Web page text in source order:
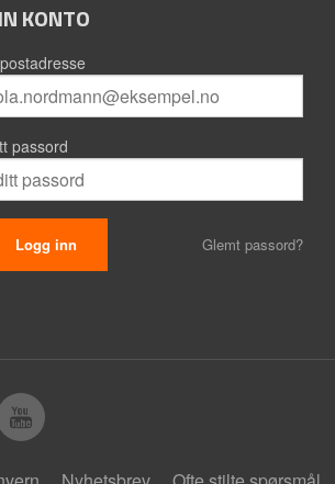
KONTO
passord
Glemt passord?